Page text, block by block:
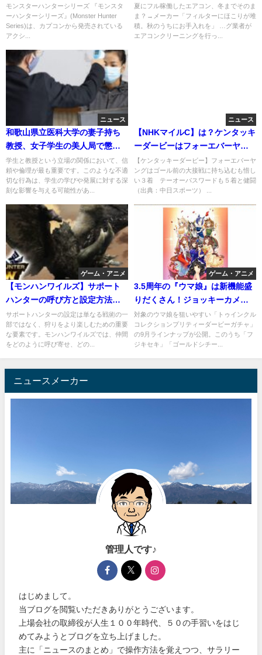
弓装備 無属性最強火力
モンスターハンターシリーズ 『モンスタ
ーハンターシリーズ』(Monster Hunter
Series)は、カプコンから発売されている
アクシ...
法！
夏にフル稼働したエアコン、冬までそのま
ま？→メーカー「フィルターにほこりが堆
積。秋のうちにお手入れを」 …グ業者が
エアコンクリーニングを行っ...
ニュース
和歌山県立医科大学の妻子持ち
教授、女子学生の美人局で懲戒
解雇！
学生と教授という立場の関係において、信
頼や倫理が最も重要です。このような不適
切な行為は、学生の学びや発展に対する深
刻な影響を与える可能性があ...
ニュース
【NHKマイルC】は？ケンタッキ
ーダービーはフォーエバーヤン
グ3着、テーオーパスワード5着
ゲット！
【ケンタッキーダービー】フォーエバーヤ
ングはゴール前の大接戦に持ち込むも惜し
い３着 テーオーパスワードも５着と健闘
（出典：中日スポーツ） ...
ゲーム・アニメ
【モンハンワイルズ】サポート
ハンターの呼び方と設定方法
【モンスターハンターワイル
ズ】
サポートハンターの設定は単なる戦術の一
部ではなく、狩りをより楽しむための重要
な要素です。モンハンワイルズでは、仲間
をどのように呼び寄せ、どの...
ゲーム・アニメ
3.5周年の『ウマ娘』は新機能盛
りだくさん！ジョッキーカメラ
のような新視点、温泉イベント
では嬉しい追加仕様も
対象のウマ娘を狙いやすい「トゥインクル
コレクションプリティーダービーガチャ」
の9月ラインナップが公開。このうち「フ
ジキセキ」「ゴールドシチー...
ニュースメーカー
管理人です♪
はじめまして。
当ブログを閲覧いただきありがとうございます。
上場会社の取締役が人生１００年時代、５０の手習いをはじ
めてみようとブログを立ち上げました。
主に「ニュースのまとめ」で操作方法を覚えつつ、サラリー